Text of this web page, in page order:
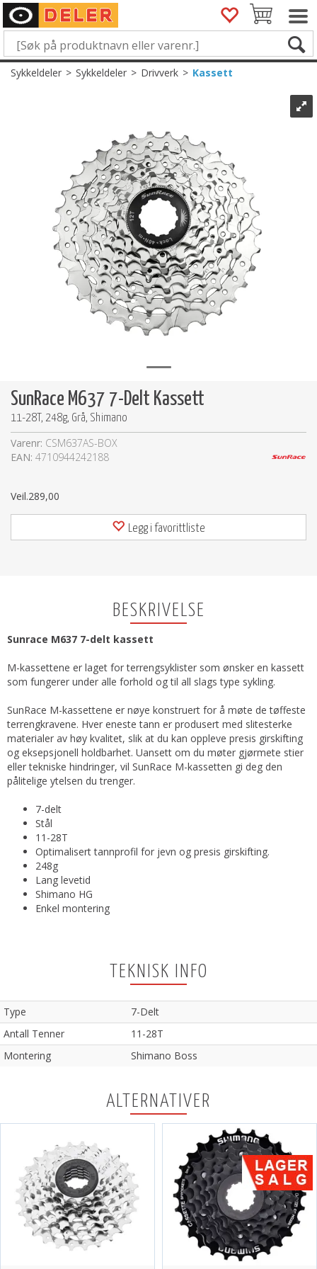
Sykkeldeler>Sykkeldeler>Drivverk>Kassett
SunRace M637 7-Delt Kassett
11-28T, 248g, Grå, Shimano
Varenr: CSM637AS-BOX
EAN: 4710944242188
Veil.289,00
Legg i favorittliste
BESKRIVELSE
Sunrace M637 7-delt kassett
M-kassettene er laget for terrengsyklister som ønsker en kassett
som fungerer under alle forhold og til all slags type sykling.
SunRace M-kassettene er nøye konstruert for å møte de tøffeste
terrengkravene. Hver eneste tann er produsert med slitesterke
materialer av høy kvalitet, slik at du kan oppleve presis girskifting
og eksepsjonell holdbarhet. Uansett om du møter gjørmete stier
eller tekniske hindringer, vil SunRace M-kassetten gi deg den
pålitelige ytelsen du trenger.
7-delt
Stål
11-28T
Optimalisert tannprofil for jevn og presis girskifting.
248g
Lang levetid
Shimano HG
Enkel montering
TEKNISK INFO
Type
7-Delt
Antall Tenner
11-28T
Montering
Shimano Boss
ALTERNATIVER